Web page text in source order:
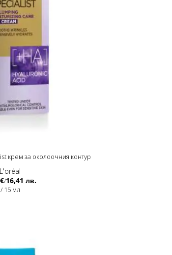
крем за околоочния контур
L'oréal
/16,41 лв.
/ 15 мл